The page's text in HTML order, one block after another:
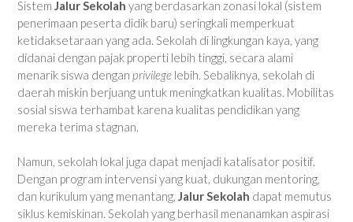
Sistem Jalur Sekolah yang berdasarkan zonasi lokal (sistem
penerimaan peserta didik baru) seringkali memperkuat
ketidaksetaraan yang ada. Sekolah di lingkungan kaya, yang
didanai dengan pajak properti lebih tinggi, secara alami
menarik siswa dengan privilege lebih. Sebaliknya, sekolah di
daerah miskin berjuang untuk meningkatkan kualitas. Mobilitas
sosial siswa terhambat karena kualitas pendidikan yang
mereka terima stagnan.
Namun, sekolah lokal juga dapat menjadi katalisator positif.
Dengan program intervensi yang kuat, dukungan mentoring,
dan kurikulum yang menantang, Jalur Sekolah dapat memutus
siklus kemiskinan. Sekolah yang berhasil menanamkan aspirasi